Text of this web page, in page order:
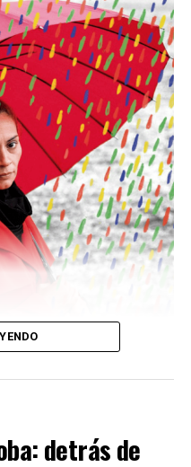
con doble tapa, que
a remarla.
detrás de